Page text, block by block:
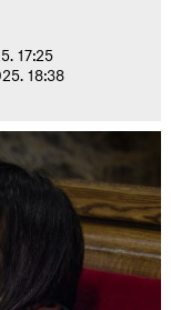
17:25
18:38